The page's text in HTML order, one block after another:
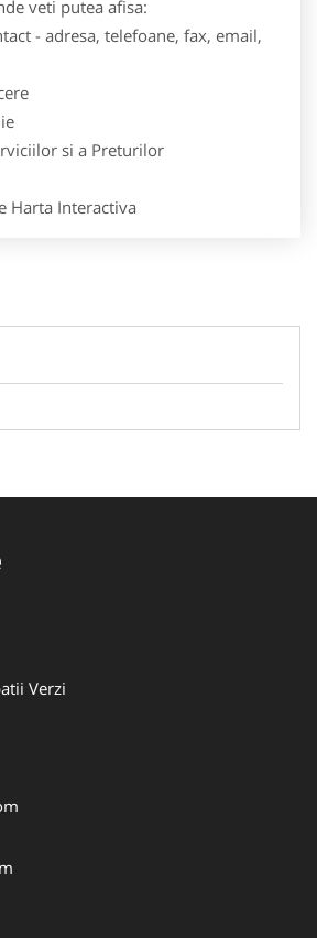
veti putea afisa:
- adresa, telefoane, fax, email,
si a Preturilor
Interactiva
Verzi